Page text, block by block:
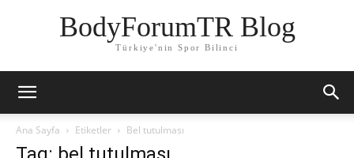
BodyForumTR Blog
Türkiye'nin Spor Bilinci
Ana Sayfa Etiketler Bel tutulması